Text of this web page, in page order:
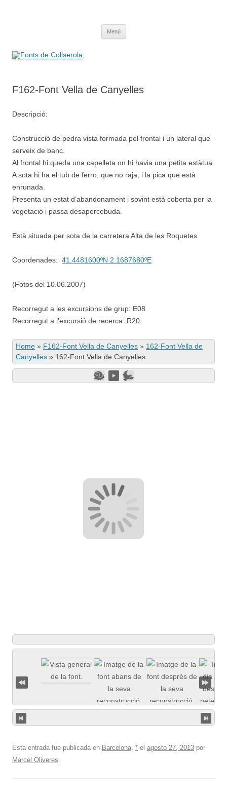
Menú
F162-Font Vella de Canyelles
Descripció:
Construcció de pedra vista formada pel frontal i un lateral que
serveix de banc.
Al frontal hi queda una capelleta on hi havia una petita estàtua.
A sota hi ha el tub de ferro, que no raja, i la pica que està
enrunada.
Presenta un estat d’abandonament i sovint està coberta per la
vegetació i passa desapercebuda.
Està situada per sota de la carretera Alta de les Roquetes.
Coordenades: 41.4481600ºN 2.1687680ºE
(Fotos del 10.06.2007)
Recorregut a les excursions de grup: E08
Recorregut a l’excursió de recerca: R20
Home » F162-Font Vella de Canyelles » 162-Font Vella de
Canyelles » 162-Font Vella de Canyelles
Esta entrada fue publicada en Barcelona, * el agosto 27, 2013 por
Marcel Oliveres.